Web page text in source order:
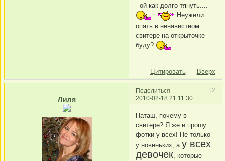
- ой как долго тянуть....
Неужели
опять в ненавистном
свитере на открыточке
буду?
Цитировать Вверх
Поделиться
12
2010-02-18 21:11:30
Лиля
Наташ, почему в
свитере? Я же и прошу
фотки у всех! Не только
у новеньких, а у всех
девочек, которые